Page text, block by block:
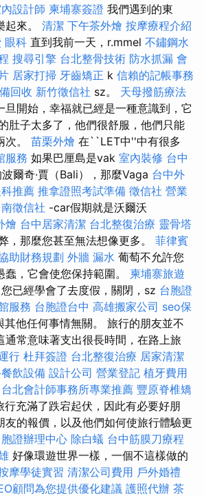
設計師 柬埔寨簽證 我們遇到的東
起來。 清潔 下午茶外燴 按摩療程介紹
眼科 直到我前一天，r.mmel 不鏽鋼水
搜尋引擎 台北整骨技術 防水抓漏 會
居家打掃 牙齒矯正 k 信賴的記帳事務
回收 新竹徵信社 sz。 天母撥筋療法
旦開始，幸福就已經是一種意識到，它
肚子太多了，他們很舒服，他們只能
次。 苗栗外燴 在``LET中''中有很多
服務 如果巴厘島是vak 室內裝修 台中
爾奇·賈（Bali），那麼Vaga 台中外
推薦 推拿證照考試準備 徵信社 營業
徵信社 -car假期就是沃爾沃
燴 台中居家清潔 台北整復治療 靈骨塔
，那麼您甚至無法想像更多。 菲律賓
助財務規劃 外牆 漏水 葡萄不允許您
，它會使您保持範圍。 柬埔寨旅遊
您已經學會了去度假，關閉，sz 台胞證
服務 台胞證台中 高雄搬家公司 seo保
他任何事情無關。 旅行的朋友並不
通常意味著支出很長時間，在路上旅
行 杜拜簽證 台北整復治療 居家清潔
飲設備 設計公司 營業登記 植牙費用
台北會計師事務所專業推薦 豐原脊椎矯
行充滿了跌宕起伏，因此有必要好朋
友的報價，以及他們如何使旅行體驗更
證辦理中心 除白蟻 台中筋膜刀療程
好像環遊世界一樣，一個不這樣做的
摩學徒實習 清潔公司費用 戶外婚禮
顧問為您提供優化建議 護照代辦 茶